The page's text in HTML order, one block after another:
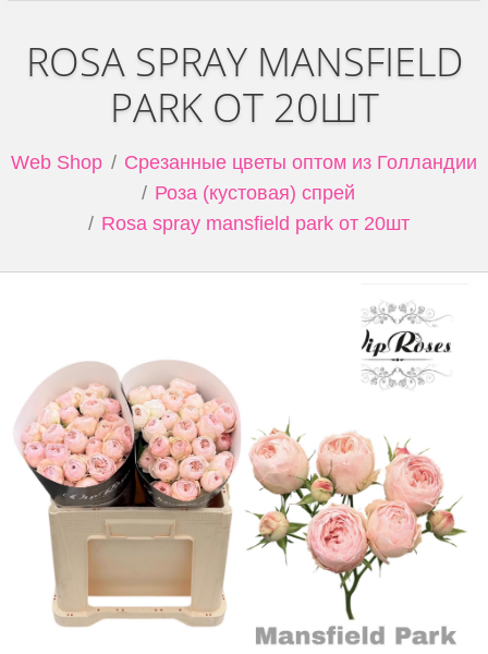
ROSA SPRAY MANSFIELD
PARK ОТ 20ШТ
Web Shop
Срезанные цветы оптом из Голландии
Роза (кустовая) спрей
Rosa spray mansfield park от 20шт